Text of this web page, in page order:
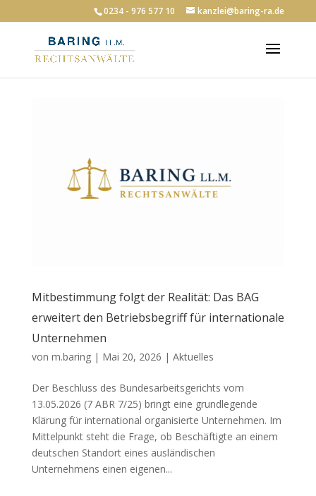
0234 - 976 577 10 kanzlei@baring-ra.de
Mitbestimmung folgt der Realität: Das BAG
erweitert den Betriebsbegriff für internationale
Unternehmen
von m.baring| Mai 20, 2026 | Aktuelles
Der Beschluss des Bundesarbeitsgerichts vom
13.05.2026 (7 ABR 7/25) bringt eine grundlegende
Klärung für international organisierte Unternehmen. Im
Mittelpunkt steht die Frage, ob Beschäftigte an einem
deutschen Standort eines ausländischen
Unternehmens einen eigenen...